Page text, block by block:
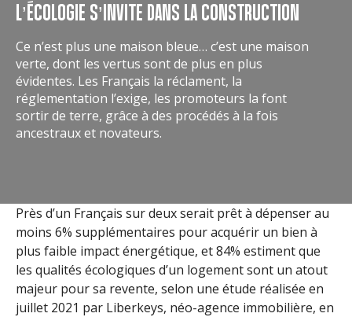
L’ÉCOLOGIE S’INVITE DANS LA CONSTRUCTION
Ce n’est plus une maison bleue… c’est une maison
verte, dont les vertus sont de plus en plus
évidentes. Les Français la réclament, la
réglementation l’exige, les promoteurs la font
sortir de terre, grâce à des procédés à la fois
ancestraux et novateurs.
Près d’un Français sur deux serait prêt à dépenser au
moins 6% supplémentaires pour acquérir un bien à
plus faible impact énergétique, et 84% estiment que
les qualités écologiques d’un logement sont un atout
majeur pour sa revente, selon une étude réalisée en
juillet 2021 par Liberkeys, néo-agence immobilière, en